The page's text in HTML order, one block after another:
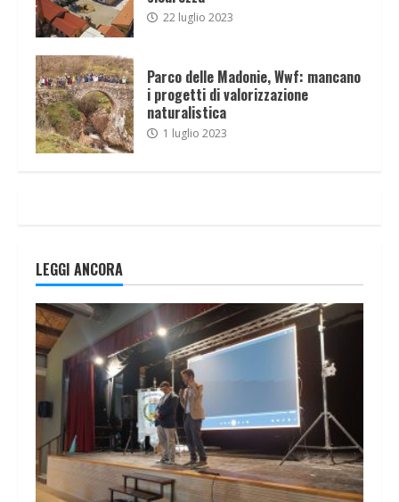
22 luglio 2023
Parco delle Madonie, Wwf: mancano
i progetti di valorizzazione
naturalistica
1 luglio 2023
LEGGI ANCORA